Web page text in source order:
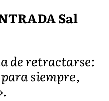
Sal
de retractarse:
siempre,